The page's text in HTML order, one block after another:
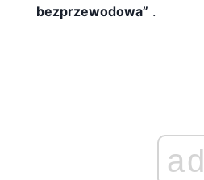
bezprzewodowa” .
ad